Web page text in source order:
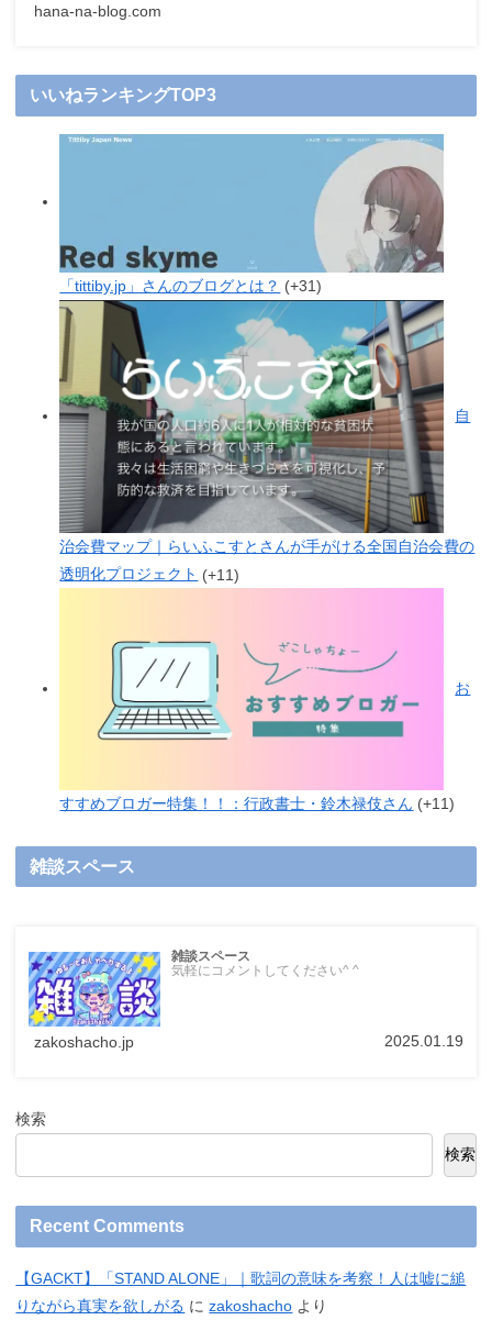
hana-na-blog.com
いいねランキングTOP3
「tittiby.jp」さんのブログとは？ +31
自
治会費マップ｜らいふこすとさんが手がける全国自治会費の
透明化プロジェクト
+11
お
すすめブロガー特集！！：行政書士・鈴木禄伎さん +11
雑談スペース
雑談スペース
気軽にコメントしてください^ ^
zakoshacho.jp 2025.01.19
検索
検索
Recent Comments
【GACKT】「STAND ALONE」｜歌詞の意味を考察！人は嘘に縋
りながら真実を欲しがる にzakoshacho より